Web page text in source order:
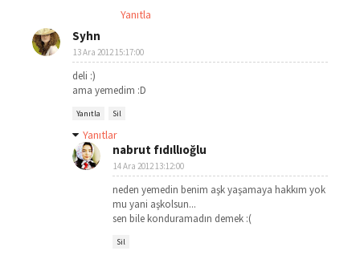
Yanıtla
Syhn
13 Ara 2012 15:17:00
deli :)
ama yemedim :D
Yanıtla Sil
Yanıtlar
nabrut fıdıllıoğlu
14 Ara 2012 13:12:00
neden yemedin benim aşk yaşamaya hakkım yok
mu yani aşkolsun...
sen bile konduramadın demek :(
Sil